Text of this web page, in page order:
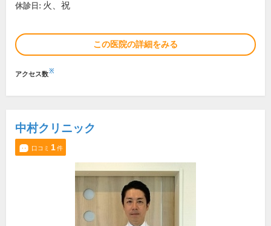
休診日: 火、祝
この医院の詳細をみる
アクセス数※
中村クリニック
口コミ 1件